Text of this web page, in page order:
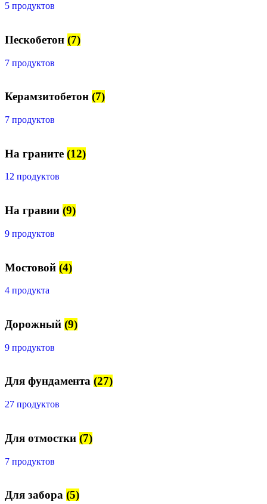
5 продуктов
Пескобетон (7)
7 продуктов
Керамзитобетон (7)
7 продуктов
На граните (12)
12 продуктов
На гравии (9)
9 продуктов
Мостовой (4)
4 продукта
Дорожный (9)
9 продуктов
Для фундамента (27)
27 продуктов
Для отмостки (7)
7 продуктов
Для забора (5)